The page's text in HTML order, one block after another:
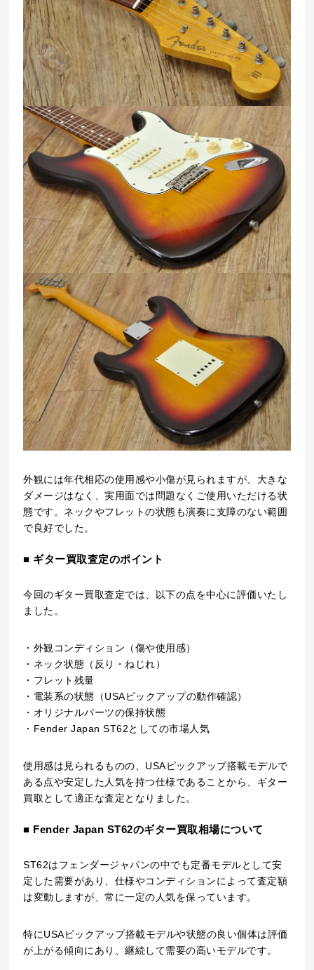
外観には年代相応の使用感や小傷が見られますが、大きな
ダメージはなく、実用面では問題なくご使用いただける状
態です。ネックやフレットの状態も演奏に支障のない範囲
で良好でした。
■ ギター買取査定のポイント
今回のギター買取査定では、以下の点を中心に評価いたし
ました。
・外観コンディション（傷や使用感）
・ネック状態（反り・ねじれ）
・フレット残量
・電装系の状態（USAピックアップの動作確認）
・オリジナルパーツの保持状態
・Fender Japan ST62としての市場人気
使用感は見られるものの、USAピックアップ搭載モデルで
ある点や安定した人気を持つ仕様であることから、ギター
買取として適正な査定となりました。
■ Fender Japan ST62のギター買取相場について
ST62はフェンダージャパンの中でも定番モデルとして安
定した需要があり、仕様やコンディションによって査定額
は変動しますが、常に一定の人気を保っています。
特にUSAピックアップ搭載モデルや状態の良い個体は評価
が上がる傾向にあり、継続して需要の高いモデルです。